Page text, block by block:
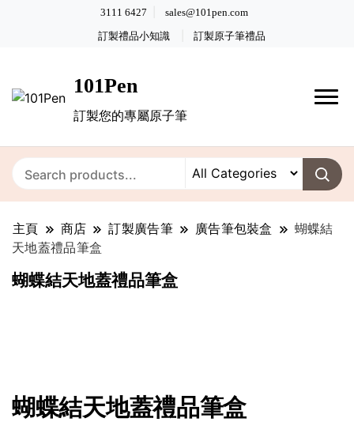
3111 6427 sales@101pen.com
訂製禮品小知識 訂製原子筆禮品
101Pen
訂製您的專屬原子筆
主頁 商店 訂製廣告筆 廣告筆包裝盒
蝴蝶結
天地蓋禮品筆盒
蝴蝶結天地蓋禮品筆盒
蝴蝶結天地蓋禮品筆盒